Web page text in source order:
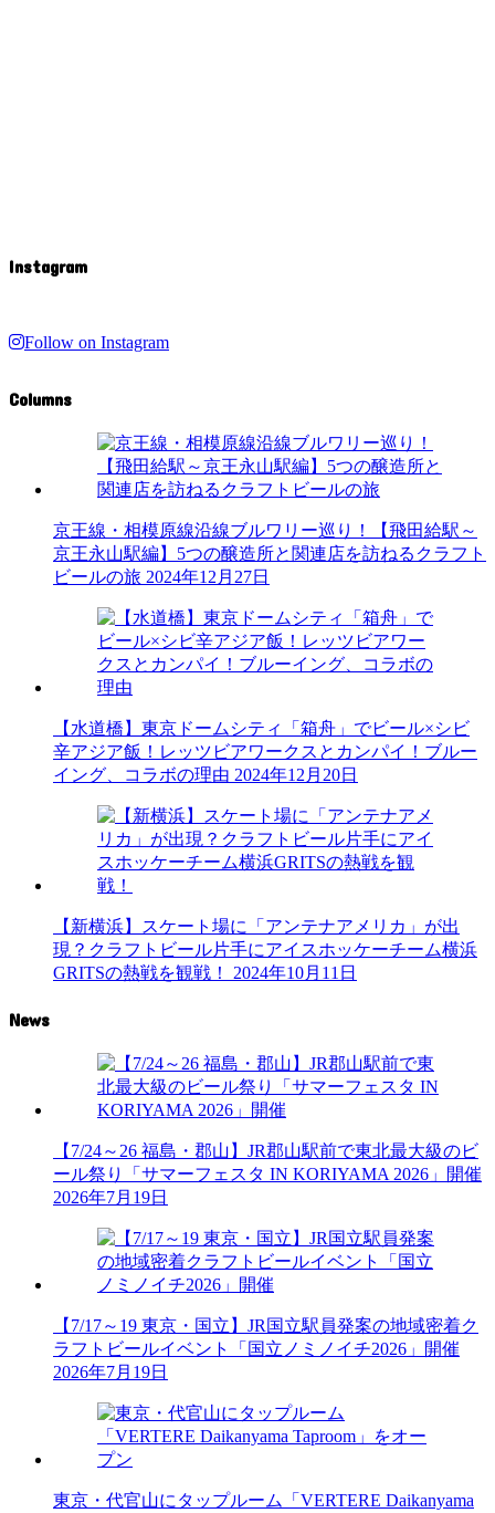
Instagram
Follow on Instagram
Columns
京王線・相模原線沿線ブルワリー巡り！【飛田給駅～
京王永山駅編】5つの醸造所と関連店を訪ねるクラフト
ビールの旅 2024年12月27日
【水道橋】東京ドームシティ「箱舟」でビール×シビ
辛アジア飯！レッツビアワークスとカンパイ！ブルー
イング、コラボの理由 2024年12月20日
【新横浜】スケート場に「アンテナアメリカ」が出
現？クラフトビール片手にアイスホッケーチーム横浜
GRITSの熱戦を観戦！
2024年10月11日
News
【7/24～26 福島・郡山】JR郡山駅前で東北最大級のビ
ール祭り「サマーフェスタ IN KORIYAMA 2026」開催
2026年7月19日
【7/17～19 東京・国立】JR国立駅員発案の地域密着ク
ラフトビールイベント「国立ノミノイチ2026」開催
2026年7月19日
東京・代官山にタップルーム「VERTERE Daikanyama